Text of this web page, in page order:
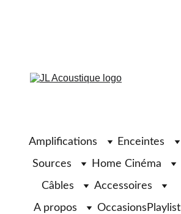
Amplifications
Enceintes
Sources
Home Cinéma
Câbles
Accessoires
A propos
Occasions Playlist